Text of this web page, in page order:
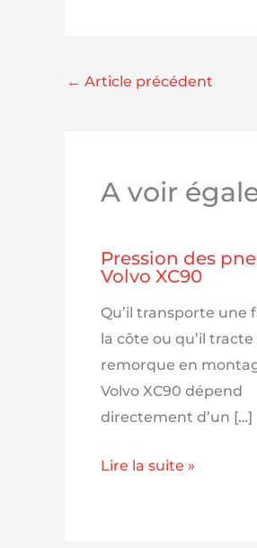
← Article précédent
A voir
Pression des
Volvo XC90
Qu’il transporte une
la côte ou qu’il tracte
remorque en
Volvo XC90 dépend
directement d’un […]
Lire la suite »